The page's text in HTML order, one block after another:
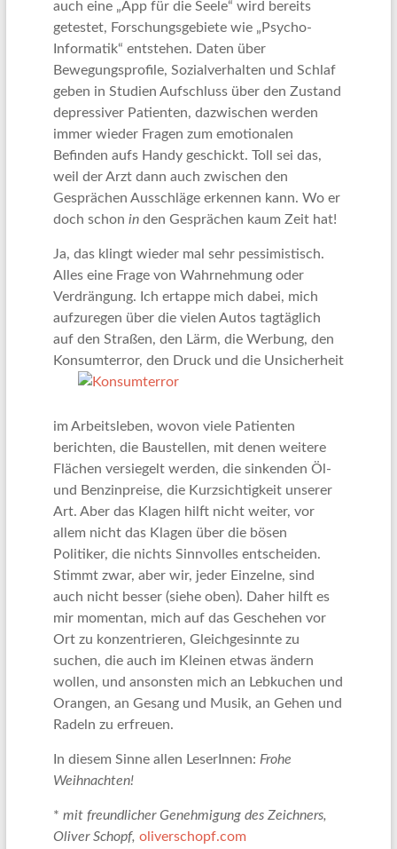
auch eine „App für die Seele“ wird bereits
getestet, Forschungsgebiete wie „Psycho-
Informatik“ entstehen. Daten über
Bewegungsprofile, Sozialverhalten und Schlaf
geben in Studien Aufschluss über den Zustand
depressiver Patienten, dazwischen werden
immer wieder Fragen zum emotionalen
Befinden aufs Handy geschickt. Toll sei das,
weil der Arzt dann auch zwischen den
Gesprächen Ausschläge erkennen kann. Wo er
doch schon inden Gesprächen kaum Zeit hat!
Ja, das klingt wieder mal sehr pessimistisch.
Alles eine Frage von Wahrnehmung oder
Verdrängung. Ich ertappe mich dabei, mich
aufzuregen über die vielen Autos tagtäglich
auf den Straßen, den Lärm, die Werbung, den
Konsumterror, den Druck und die Unsicherheit
im Arbeitsleben, wovon viele Patienten
berichten, die Baustellen, mit denen weitere
Flächen versiegelt werden, die sinkenden Öl-
und Benzinpreise, die Kurzsichtigkeit unserer
Art. Aber das Klagen hilft nicht weiter, vor
allem nicht das Klagen über die bösen
Politiker, die nichts Sinnvolles entscheiden.
Stimmt zwar, aber wir, jeder Einzelne, sind
auch nicht besser (siehe oben). Daher hilft es
mir momentan, mich auf das Geschehen vor
Ort zu konzentrieren, Gleichgesinnte zu
suchen, die auch im Kleinen etwas ändern
wollen, und ansonsten mich an Lebkuchen und
Orangen, an Gesang und Musik, an Gehen und
Radeln zu erfreuen.
In diesem Sinne allen LeserInnen: Frohe
Weihnachten!
* mit freundlicher Genehmigung des Zeichners,
Oliver Schopf, oliverschopf.com